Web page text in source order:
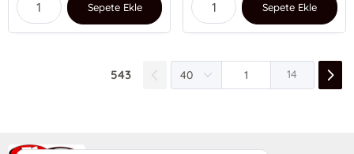
Sepete Ekle Sepete Ekle
543 14